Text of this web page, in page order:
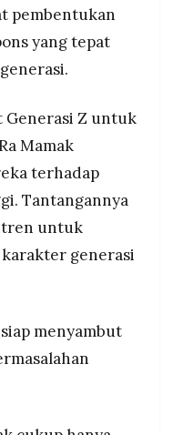
pembentukan
yang tepat
Generasi Z untuk
Mamak
terhadap
Tantangannya
untuk
generasi
menyambut